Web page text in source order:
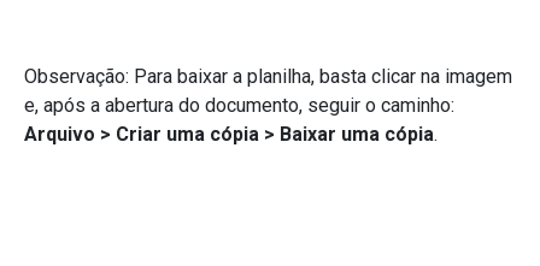
Observação: Para baixar a planilha, basta clicar na imagem
e, após a abertura do documento, seguir o caminho:
Arquivo > Criar uma cópia > Baixar uma cópia.